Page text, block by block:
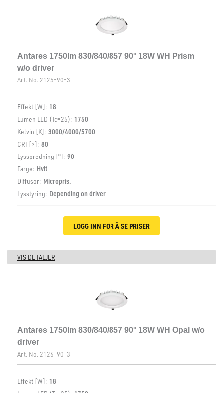
Antares 1750lm 830/840/857 90° 18W WH Prism
w/o driver
Art. No. 2125-90-3
Effekt [W]: 18
Lumen LED (Tc=25): 1750
Kelvin [K]: 3000/4000/5700
CRI [>]: 80
Lysspredning [°]: 90
Farge: Hvit
Diffusor: Micropris.
Lysstyring: Depending on driver
LOGG INN FOR Å SE PRISER
VIS DETALJER
Antares 1750lm 830/840/857 90° 18W WH Opal w/o
driver
Art. No. 2126-90-3
Effekt [W]: 18